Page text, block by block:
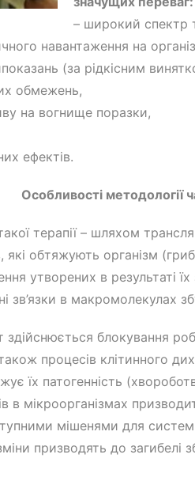
– широкий спектр
навантаження на
(за рідкісним
обмежень,
на вогнище поразки,
ефектів.
Особливості методології
терапії – шляхом
які обтяжують організм
утворених в результаті
зв’язки в макромолекулах
здійснюється блокування
також процесів клітинного
їх патогенність
в мікроорганізмах
мішенями для
призводять до загибелі